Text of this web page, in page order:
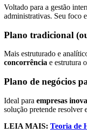
Voltado para a gestão
administrativas. Seu foco
Plano tradicional
Mais estruturado e
concorrência e estrutura
Plano de negócios
Ideal para empresas
solução pretende resolver
LEIA MAIS: Teoria de